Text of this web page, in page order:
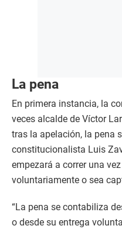
La pena
En primera instancia, la
veces alcalde de Víctor
tras la apelación, la pena
constitucionalista Luis
empezará a correr una
voluntariamente o sea
“La pena se contabiliza
o desde su entrega